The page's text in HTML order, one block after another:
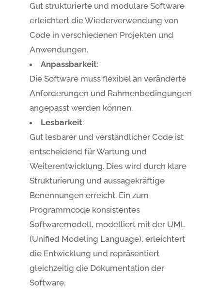
Gut strukturierte und modulare Software
erleichtert die Wiederverwendung von
Code in verschiedenen Projekten und
Anwendungen.
Anpassbarkeit:
Die Software muss flexibel an veränderte
Anforderungen und Rahmenbedingungen
angepasst werden können.
Lesbarkeit:
Gut lesbarer und verständlicher Code ist
entscheidend für Wartung und
Weiterentwicklung. Dies wird durch klare
Strukturierung und aussagekräftige
Benennungen erreicht. Ein zum
Programmcode konsistentes
Softwaremodell, modelliert mit der UML
(Unified Modeling Language), erleichtert
die Entwicklung und repräsentiert
gleichzeitig die Dokumentation der
Software.